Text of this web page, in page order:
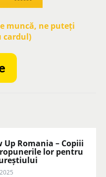
muncă, ne puteți
cardul)
Up Romania – Copiii
lor pentru